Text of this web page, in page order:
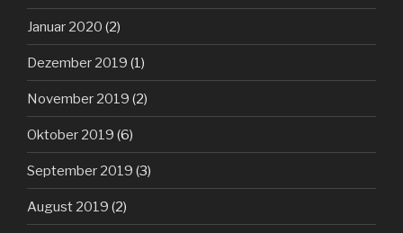
Januar 2020 (2)
Dezember 2019 (1)
November 2019 (2)
Oktober 2019 (6)
September 2019 (3)
August 2019 (2)